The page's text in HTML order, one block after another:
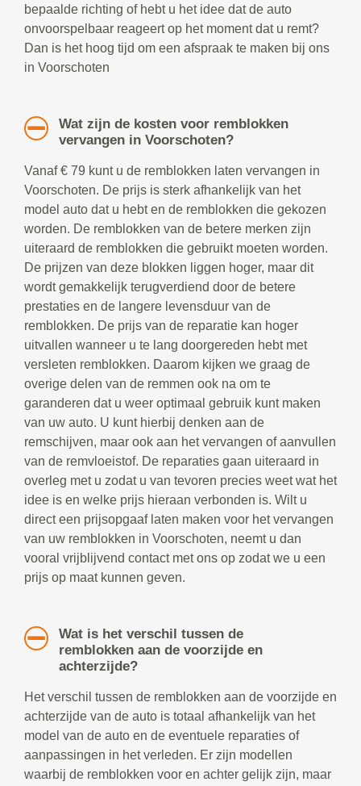
bepaalde richting of hebt u het idee dat de auto
onvoorspelbaar reageert op het moment dat u remt?
Dan is het hoog tijd om een afspraak te maken bij ons
in Voorschoten
Wat zijn de kosten voor remblokken
vervangen in Voorschoten?
Vanaf € 79 kunt u de remblokken laten vervangen in
Voorschoten. De prijs is sterk afhankelijk van het
model auto dat u hebt en de remblokken die gekozen
worden. De remblokken van de betere merken zijn
uiteraard de remblokken die gebruikt moeten worden.
De prijzen van deze blokken liggen hoger, maar dit
wordt gemakkelijk terugverdiend door de betere
prestaties en de langere levensduur van de
remblokken. De prijs van de reparatie kan hoger
uitvallen wanneer u te lang doorgereden hebt met
versleten remblokken. Daarom kijken we graag de
overige delen van de remmen ook na om te
garanderen dat u weer optimaal gebruik kunt maken
van uw auto. U kunt hierbij denken aan de
remschijven, maar ook aan het vervangen of aanvullen
van de remvloeistof. De reparaties gaan uiteraard in
overleg met u zodat u van tevoren precies weet wat het
idee is en welke prijs hieraan verbonden is. Wilt u
direct een prijsopgaaf laten maken voor het vervangen
van uw remblokken in Voorschoten, neemt u dan
vooral vrijblijvend contact met ons op zodat we u een
prijs op maat kunnen geven.
Wat is het verschil tussen de
remblokken aan de voorzijde en
achterzijde?
Het verschil tussen de remblokken aan de voorzijde en
achterzijde van de auto is totaal afhankelijk van het
model van de auto en de eventuele reparaties of
aanpassingen in het verleden. Er zijn modellen
waarbij de remblokken voor en achter gelijk zijn, maar